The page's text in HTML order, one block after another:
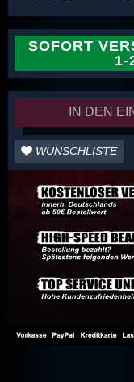
SOFORT
1-
IN DEN
WUNSCHLISTE